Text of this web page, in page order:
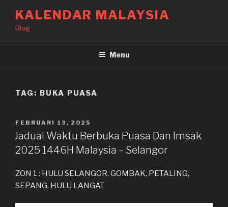
kandungan
KALENDAR MALAYSIA
Blog
Menu
TAG: BUKA PUASA
DIKIRIM
PADA
FEBRUARI 13, 2025
Jadual Waktu Berbuka Puasa Dan Imsak
2025 1446H Malaysia – Selangor
ZON 1 : HULU SELANGOR, GOMBAK, PETALING,
SEPANG, HULU LANGAT